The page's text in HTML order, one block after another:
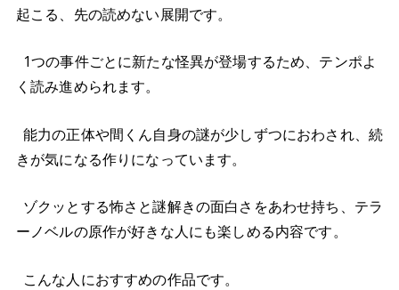
起こる、先の読めない展開です。
1つの事件ごとに新たな怪異が登場するため、テンポよ
く読み進められます。
能力の正体や間くん自身の謎が少しずつにおわされ、続
きが気になる作りになっています。
ゾクッとする怖さと謎解きの面白さをあわせ持ち、テラ
ーノベルの原作が好きな人にも楽しめる内容です。
こんな人におすすめの作品です。